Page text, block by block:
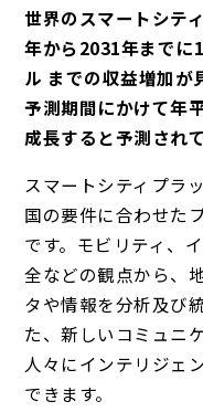
世界のスマートシテ
年から2031年までに
ル までの収益増加が
予測期間にかけて年
成長すると予測されて
スマートシティプラ
国の要件に合わせた
です。モビリティ、
全などの観点から、
タや情報を分析及び
た、新しいコミュニ
人々にインテリジェ
できます。